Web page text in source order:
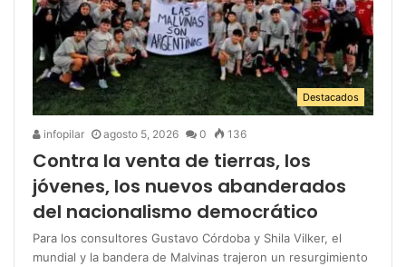
Destacados
infopilar agosto 5, 2026 0 136
Contra la venta de tierras, los
jóvenes, los nuevos abanderados
del nacionalismo democrático
Para los consultores Gustavo Córdoba y Shila Vilker, el
mundial y la bandera de Malvinas trajeron un resurgimiento